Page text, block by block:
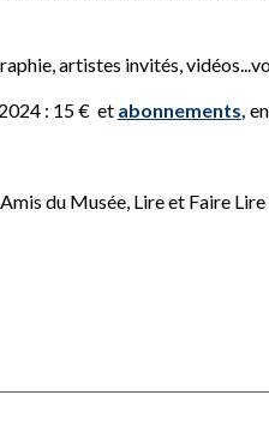
artistes invités, vidéos...
: 15 € et abonnements,
du Musée, Lire et Faire